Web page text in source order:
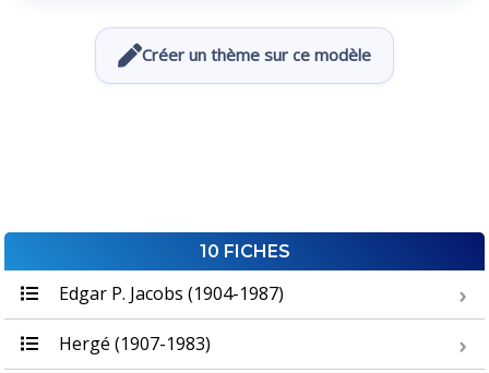
Créer un thème sur ce modèle
10 FICHES
Edgar P. Jacobs (1904-1987)
Hergé (1907-1983)